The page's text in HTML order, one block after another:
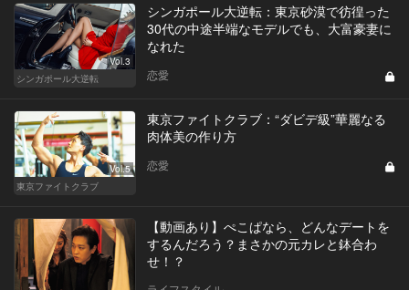
Vol.3
シンガポール大逆転
シンガポール大逆転：東京砂漠で彷徨った
30代の中途半端なモデルでも、大富豪妻に
なれた
恋愛
Vol.5
東京ファイトクラブ
東京ファイトクラブ：“ダビデ級”華麗なる
肉体美の作り方
恋愛
【動画あり】ぺこぱなら、どんなデートを
するんだろう？まさかの元カレと鉢合わ
せ！？